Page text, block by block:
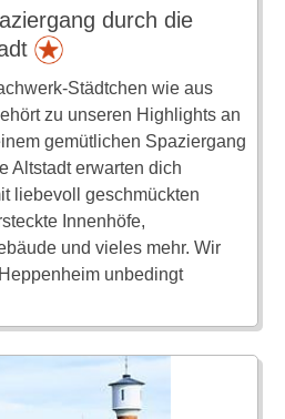
durch die
Städtchen wie aus
zu unseren Highlights an
gemütlichen Spaziergang
Altstadt erwarten dich
liebevoll geschmückten
Innenhöfe,
und vieles mehr. Wir
unbedingt